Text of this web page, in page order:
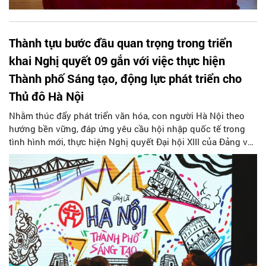
Thành tựu bước đầu quan trọng trong triển
khai Nghị quyết 09 gắn với việc thực hiện
Thành phố Sáng tạo, động lực phát triển cho
Thủ đô Hà Nội
Nhằm thúc đẩy phát triển văn hóa, con người Hà Nội theo
hướng bền vững, đáp ứng yêu cầu hội nhập quốc tế trong
tình hình mới, thực hiện Nghị quyết Đại hội XIII của Đảng và
Nghị quyết Đại hội XVII của Đảng bộ Thành phố, Sở Văn hóa
và Thể thao Hà Nội (Cơ quan Thường trực Ban Chỉ đạo
Chương trình 06-CTr/TU của Thành ủy về “Phát triển văn
hóa; nâng cao chất lượng nguồn nhân lực; xây dựng người
Hà Nội thanh lịch, văn minh giai đoạn 2021-2025”) đã tham
mưu trình Thành ủy ban hành Nghị quyết số 09-NQ/TU ngày
22/02/2023 về “Phát triển công nghiệp văn hóa Thủ đô giai
đoạn 2021-2025, định hướng đến năm 2030, tầm nhìn đến
năm 2045” (Nghị quyết 09).